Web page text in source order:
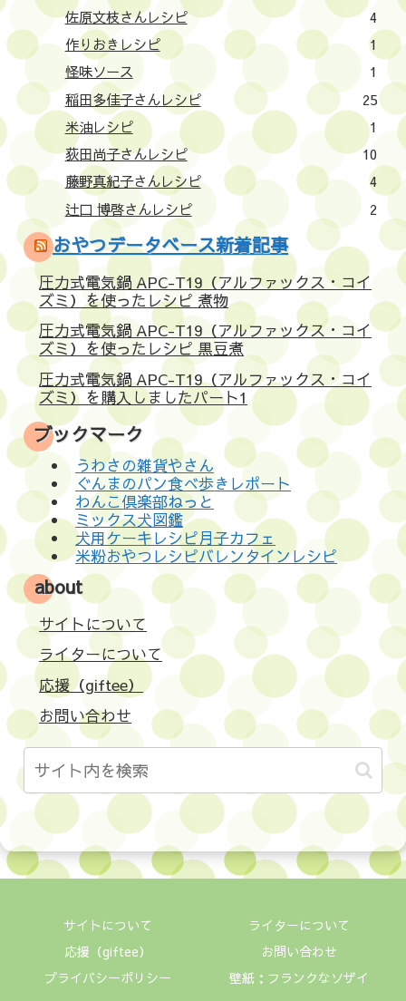
佐原文枝さんレシピ
4
作りおきレシピ
1
怪味ソース
1
稲田多佳子さんレシピ
25
米油レシピ
1
荻田尚子さんレシピ
10
藤野真紀子さんレシピ
4
辻口 博啓さんレシピ
2
おやつデータベース新着記事
圧力式電気鍋 APC-T19（アルファックス・コイ
ズミ）を使ったレシピ 煮物
圧力式電気鍋 APC-T19（アルファックス・コイ
ズミ）を使ったレシピ 黒豆煮
圧力式電気鍋 APC-T19（アルファックス・コイ
ズミ）を購入しましたパート1
ブックマーク
うわさの雑貨やさん
ぐんまのパン食べ歩きレポート
わんこ倶楽部ねっと
ミックス犬図鑑
犬用ケーキレシピ月子カフェ
米粉おやつレシピバレンタインレシピ
about
サイトについて
ライターについて
応援（giftee）
お問い合わせ
サイトについて
ライターについて
応援（giftee）
お問い合わせ
プライバシーポリシー
壁紙：フランクなソザイ